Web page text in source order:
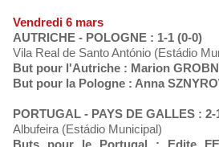
Vendredi 6 mars
AUTRICHE - POLOGNE : 1-1 (0-0)
Vila Real de Santo António (Estádio
But pour l'Autriche : Marion
But pour la Pologne : Anna
PORTUGAL - PAYS DE GALLES : 2-
Albufeira (Estádio Municipal)
Buts pour le Portugal : Edite